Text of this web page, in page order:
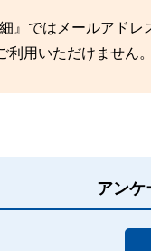
』ではメールアドレ
利用いただけません。
アンケ